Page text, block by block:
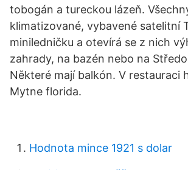
tobogán a tureckou lázeň.
klimatizované, vybavené satelitní
miniledničku a otevírá se z nich
zahrady, na bazén nebo na
Některé mají balkón. V restauraci
Mytne florida.
Hodnota mince 1921 s dolar